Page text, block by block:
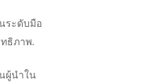
ระดับมือ
ธิภาพ.
ผู้นำใน